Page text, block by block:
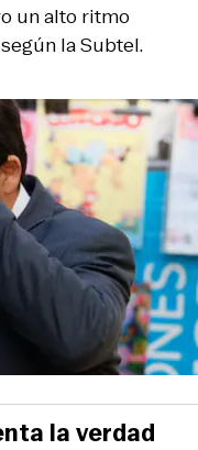
un alto ritmo
la Subtel.
la verdad